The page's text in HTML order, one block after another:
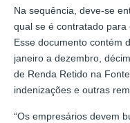
Na sequência, deve-se
qual se é contratado
Esse documento contém
janeiro a dezembro,
de Renda Retido na
indenizações e outras
“Os empresários devem